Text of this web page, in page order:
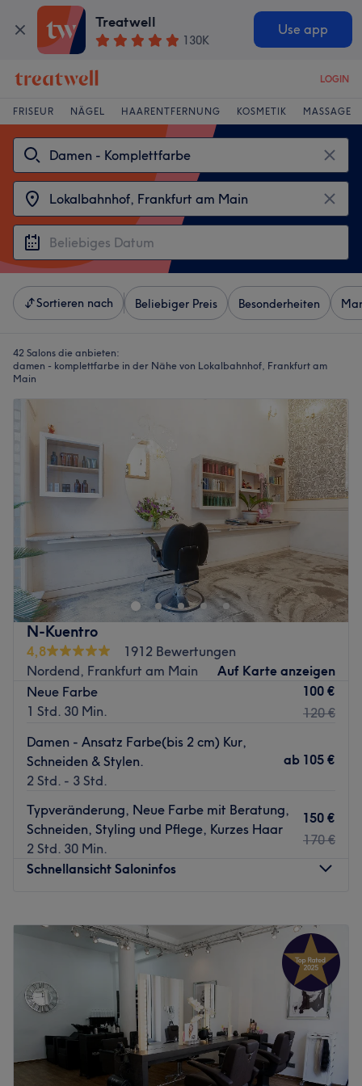
Treatwell
130K
Use app
LOGIN
FRISEUR NÄGEL HAARENTFERNUNG KOSMETIK MASSAGE
Sortieren nach Beliebiger Preis Besonderheiten
42 Salons die anbieten:
damen - komplettfarbe in der Nähe von Lokalbahnhof, Frankfurt am
Main
N-Kuentro
4,8
1912 Bewertungen
Nordend, Frankfurt am Main
Auf Karte anzeigen
Neue Farbe
1 Std. 30 Min.
100 €
120 €
Damen - Ansatz Farbe(bis 2 cm) Kur,
Schneiden & Stylen.
2 Std. - 3 Std.
ab 105 €
Typveränderung, Neue Farbe mit Beratung,
Schneiden, Styling und Pflege, Kurzes Haar
2 Std. 30 Min.
150 €
170 €
Schnellansicht Saloninfos
Dienstag
11:00–19:00
Mittwoch
19:00
–19:00
Freitag
19:00
Samstag
18:00
Sonntag
Geschlossen
"Begegnung" - das ist die Übersetzung von N-Kuentro,